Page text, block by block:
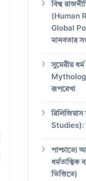
বিশ্ব
(Human
Global
মানবতার
সুমেরীয়
রূপরেখা
Studies):
পাশ্চাত্যে
ধর্মতাত্ত্বিক
ভিত্তিতে)